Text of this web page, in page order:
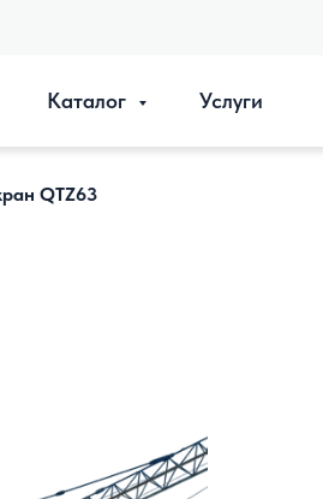
Каталог Услуги
QTZ63